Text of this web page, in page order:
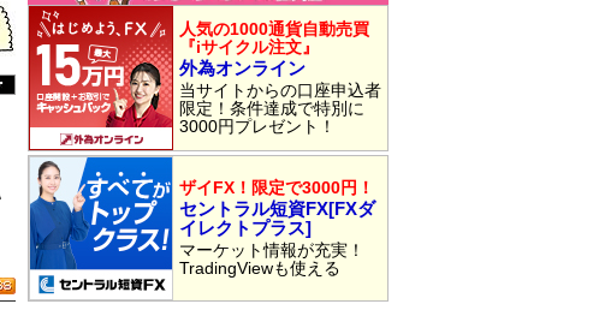
人気の1000通貨自動売買
『iサイクル注文』
外為オンライン
当サイトからの口座申込者
限定！条件達成で特別に
3000円プレゼント！
ザイFX！限定で3000円！
セントラル短資FX[FXダ
イレクトプラス]
マーケット情報が充実！
TradingViewも使える